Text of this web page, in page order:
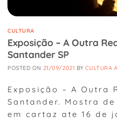
CULTURA
Exposição – A Outra
Santander SP
POSTED ON 21/09/2021 BYCULTURA
Exposição – A Outra
Santander. Mostra
em cartaz ate 16 de